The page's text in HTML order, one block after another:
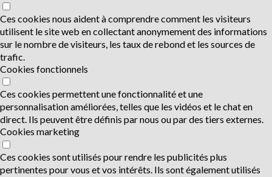
Ces cookies nous aident à comprendre comment les visiteurs
utilisent le site web en collectant anonymement des informations
sur le nombre de visiteurs, les taux de rebond et les sources de
trafic.
Cookies fonctionnels
Ces cookies permettent une fonctionnalité et une
personnalisation améliorées, telles que les vidéos et le chat en
direct. Ils peuvent être définis par nous ou par des tiers externes.
Cookies marketing
Ces cookies sont utilisés pour rendre les publicités plus
pertinentes pour vous et vos intérêts. Ils sont également utilisés